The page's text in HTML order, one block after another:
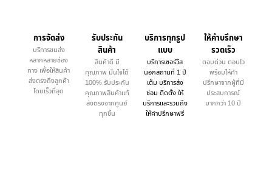
การจัดส่ง
บริการขนส่ง
หลากหลายช่อง
ทาง เพื่อให้สินค้า
ส่งตรงถึงลูกค้า
โดยเร็วที่สุด
รับประกัน
สินค้า
สินค้าดี มี
คุณภาพ มั่นใจได้
100% รับประกัน
คุณภาพสินค้าแท้
ส่งตรงจากศูนย์
ทุกชิ้น
บริการทุกรูป
แบบ
บริการเซอร์วิส
นอกสถานที่ 1 ปี
เต็ม บริการส่ง
ซ่อม ติดตั้ง ให้
บริการและรวมถึง
ให้คำปรึกษาฟรี
ให้คำบรึกษา
รวดเร็ว
ตอบด่วน ตอบไว
พร้อมให้คำ
ปรึกษาจากผู้ที่มี
ประสบการณ์
มากกว่า 10 ปี